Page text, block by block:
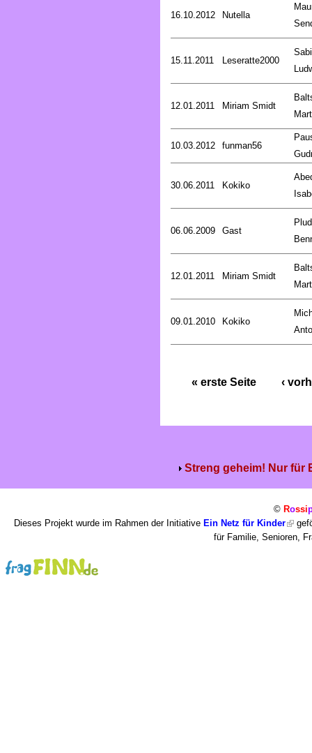
16.10.2012 Nutella
15.11.2011 Leseratte2000
12.01.2011 Miriam Smidt
10.03.2012 funman56
30.06.2011 Kokiko
06.06.2009 Gast
12.01.2011 Miriam Smidt
09.01.2010 Kokiko
« erste Seite ‹
Streng geheim! Nur für
© Rossi
Dieses Projekt wurde im Rahmen der Initiative Ein Netz für Kinder
für Familie, Senioren,